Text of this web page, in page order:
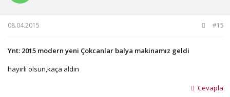
08.04.2015 #15
Ynt: 2015 modern yeni Çokcanlar balya makinamız geldi
hayırlı olsun,kaça aldın
Cevapla